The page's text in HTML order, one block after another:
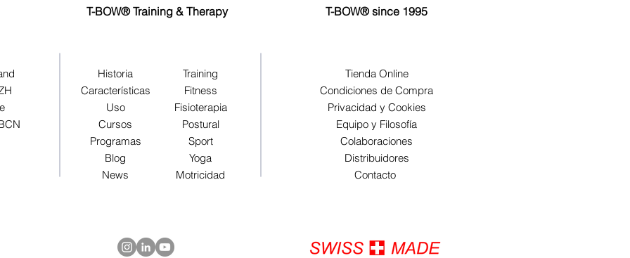
T-BOW® Training & Therapy T-BOW® since 1995
Historia
Características
Uso
Cursos
Programas
Blog
News
Training
Fitness
Fisioterapia
Postural
Sport
Yoga
Motricidad
Tienda Online
Condiciones de Compra
Privacidad y Cookies
Equipo y Filosofía
Colaboraciones
Distribuidores
Contacto